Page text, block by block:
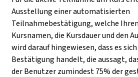
Ausstellung einer automatisierten
Teilnahmebestätigung, welche
Kursnamen, die Kursdauer und den
wird darauf hingewiesen, dass es
Bestätigung handelt, die aussagt,
der Benutzer zumindest 75% der